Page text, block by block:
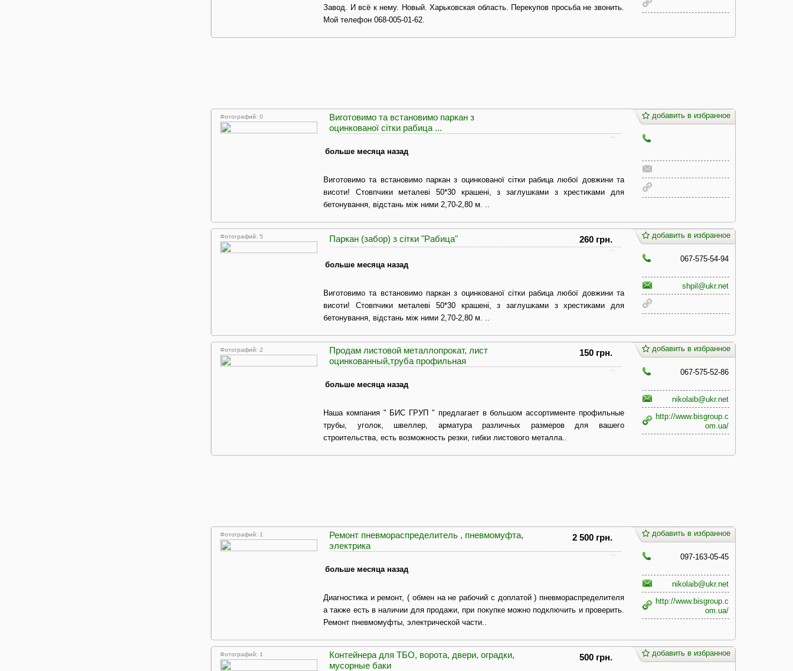
Завод. И всё к нему. Новый. Харьковская область. Перекупов просьба не звонить.
Мой телефон 068-005-01-62.
Фотографий: 0
Виготовимо та встановимо паркан з
оцинкованої сітки рабица ...
больше месяца назад
Виготовимо та встановимо паркан з оцинкованої сітки рабица любої довжини та
висоти! Стовпчики металеві 50*30 крашені, з заглушками з хрестиками для
бетонування, відстань між ними 2,70-2,80 м. ..
добавить в избранное
Фотографий: 5 Паркан (забор) з сітки "Рабица" 260 грн.
больше месяца назад
Виготовимо та встановимо паркан з оцинкованої сітки рабица любої довжини та
висоти! Стовпчики металеві 50*30 крашені, з заглушками з хрестиками для
бетонування, відстань між ними 2,70-2,80 м. ..
добавить в избранное
067-575-54-94
shpil@ukr.net
Фотографий: 2
Продам листовой металлопрокат, лист
оцинкованный,труба профильная
150 грн.
больше месяца назад
Наша компания " БИС ГРУП " предлагает в большом ассортименте профильные
трубы, уголок, швеллер, арматура различных размеров для вашего
строительства, есть возможность резки, гибки листового металла..
добавить в избранное
067-575-52-86
nikolaib@ukr.net
http://www.bisgroup.c
om.ua/
Фотографий: 1
Ремонт пневмораспределитель , пневмомуфта,
электрика
2 500 грн.
больше месяца назад
Диагностика и ремонт, ( обмен на не рабочий с доплатой ) пневмораспределителя
а также есть в наличии для продажи, при покупке можно подключить и проверить.
Ремонт пневмомуфты, электрической части..
добавить в избранное
097-163-05-45
nikolaib@ukr.net
http://www.bisgroup.c
om.ua/
Фотографий: 1
Контейнера для ТБО, ворота, двери, оградки,
мусорные баки
500 грн. добавить в избранное